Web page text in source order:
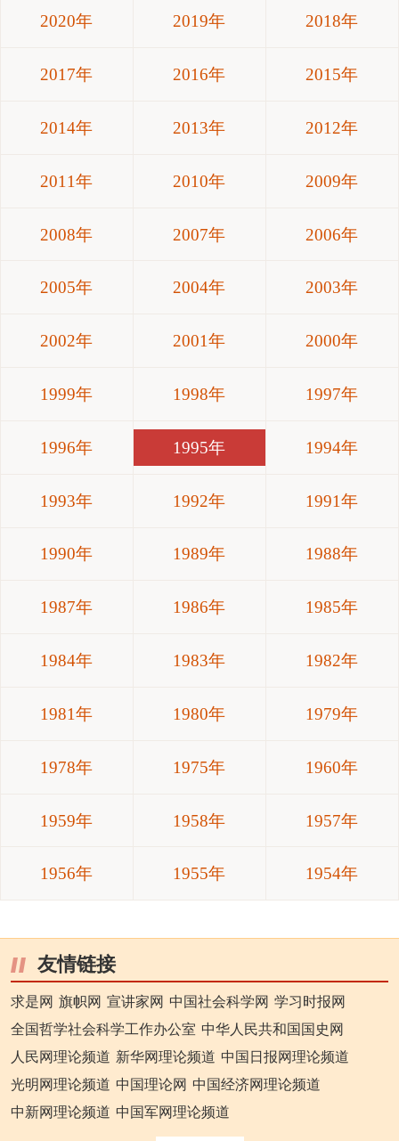
2020年 2019年 2018年
2017年 2016年 2015年
2014年 2013年 2012年
2011年 2010年 2009年
2008年 2007年 2006年
2005年 2004年 2003年
2002年 2001年 2000年
1999年 1998年 1997年
1996年 1995年 1994年
1993年 1992年 1991年
1990年 1989年 1988年
1987年 1986年 1985年
1984年 1983年 1982年
1981年 1980年 1979年
1978年 1975年 1960年
1959年 1958年 1957年
1956年 1955年 1954年
友情链接
求是网 旗帜网 宣讲家网 中国社会科学网 学习时报网
全国哲学社会科学工作办公室 中华人民共和国国史网
人民网理论频道 新华网理论频道 中国日报网理论频道
光明网理论频道 中国理论网 中国经济网理论频道
中新网理论频道 中国军网理论频道